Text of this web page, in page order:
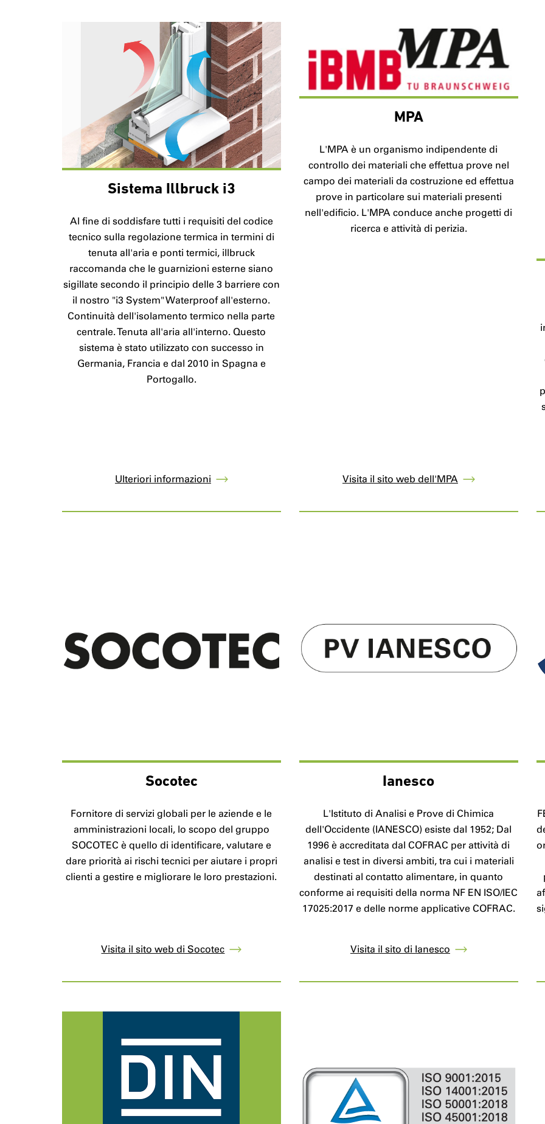
Sistema Illbruck i3
Al fine di soddisfare tutti i requisiti del codice
tecnico sulla regolazione termica in termini di
tenuta all'aria e ponti termici, illbruck
raccomanda che le guarnizioni esterne siano
sigillate secondo il principio delle 3 barriere con
il nostro "i3 System" Waterproof all'esterno.
Continuità dell'isolamento termico nella parte
centrale. Tenuta all'aria all'interno. Questo
sistema è stato utilizzato con successo in
Germania, Francia e dal 2010 in Spagna e
Portogallo.
Ulteriori informazioni
MPA
L'MPA è un organismo indipendente di
controllo dei materiali che effettua prove nel
campo dei materiali da costruzione ed effettua
prove in particolare sui materiali presenti
nell'edificio. L'MPA conduce anche progetti di
ricerca e attività di perizia.
Visita il sito web dell'MPA
Socotec
Fornitore di servizi globali per le aziende e le
amministrazioni locali, lo scopo del gruppo
SOCOTEC è quello di identificare, valutare e
dare priorità ai rischi tecnici per aiutare i propri
clienti a gestire e migliorare le loro prestazioni.
Visita il sito web di Socotec
Ianesco
L'Istituto di Analisi e Prove di Chimica
dell'Occidente (IANESCO) esiste dal 1952; Dal
1996 è accreditata dal COFRAC per attività di
analisi e test in diversi ambiti, tra cui i materiali
destinati al contatto alimentare, in quanto
conforme ai requisiti della norma NF EN ISO/IEC
17025:2017 e delle norme applicative COFRAC.
Visita il sito di Ianesco